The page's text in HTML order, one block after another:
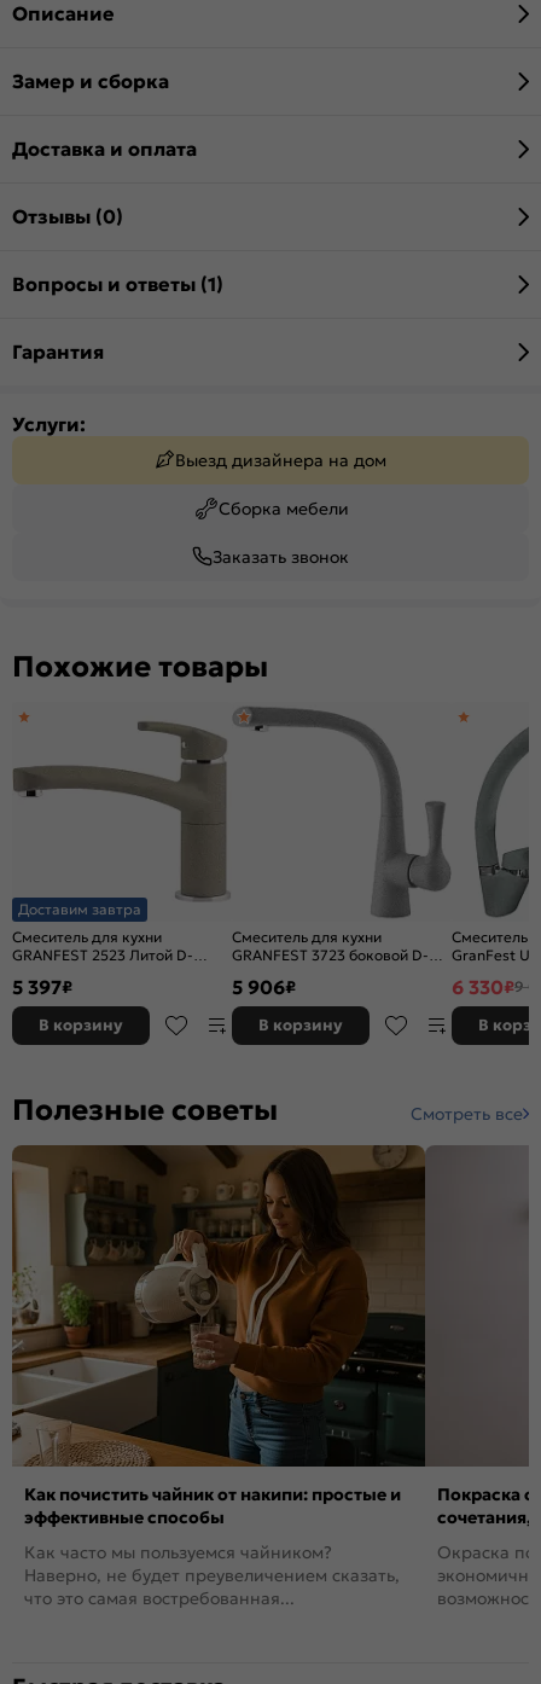
Описание
Замер и сборка
Доставка и оплата
Отзывы (0)
Вопросы и ответы (1)
Гарантия
Услуги:
Выезд дизайнера на дом
Сборка мебели
Заказать звонок
Похожие товары
Доставим завтра
Смеситель для кухни
GRANFEST 2523 Литой D-
5 397₽
В корзину
Смеситель для кухни
GRANFEST 3723 боковой D-
5 906₽
В корзину
Смеситель
GranFest
6 330₽9
В
Полезные советы Смотреть все
Как почистить чайник от накипи: простые и
эффективные способы
Как часто мы пользуемся чайником?
Наверно, не будет преувеличением сказать,
что это самая востребованная...
Покраска
сочетания,
Окраска